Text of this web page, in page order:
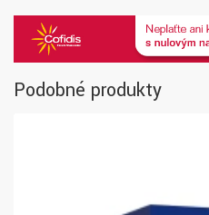
Podobné produkty